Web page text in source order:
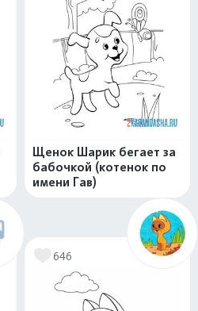
Щенок Шарик бегает за
бабочкой (котенок по
имени Гав)
646